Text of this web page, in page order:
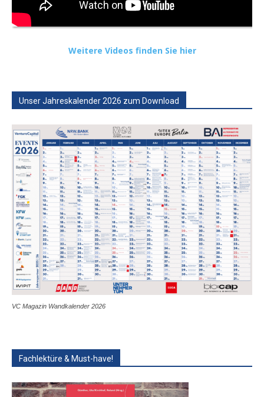
Weitere Videos finden Sie hier
Unser Jahreskalender 2026 zum Download
VC Magazin Wandkalender 2026
Fachlektüre & Must-have!